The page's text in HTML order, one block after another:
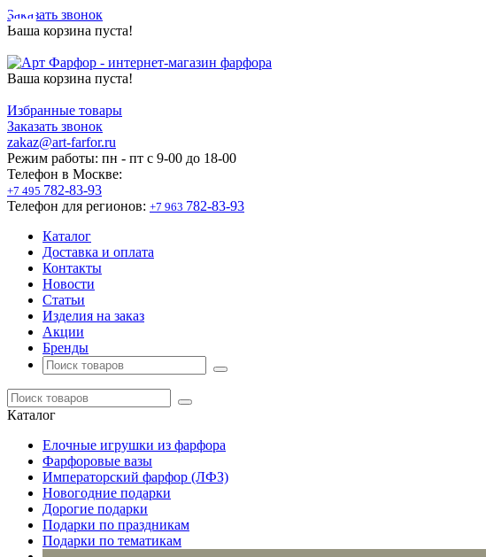
Заказать звонок
Ваша корзина пуста!
Ваша корзина пуста!
Избранные товары
Заказать звонок
zakaz@art-farfor.ru
Режим работы: пн - пт c 9-00 до 18-00
Телефон в Москве:
+7 495 782-83-93
Телефон для регионов: +7 963 782-83-93
Каталог
Доставка и оплата
Контакты
Новости
Статьи
Изделия на заказ
Акции
Бренды
Каталог
Елочные игрушки из фарфора
Фарфоровые вазы
Императорский фарфор (ЛФЗ)
Новогодние подарки
Дорогие подарки
Подарки по праздникам
Подарки по тематикам